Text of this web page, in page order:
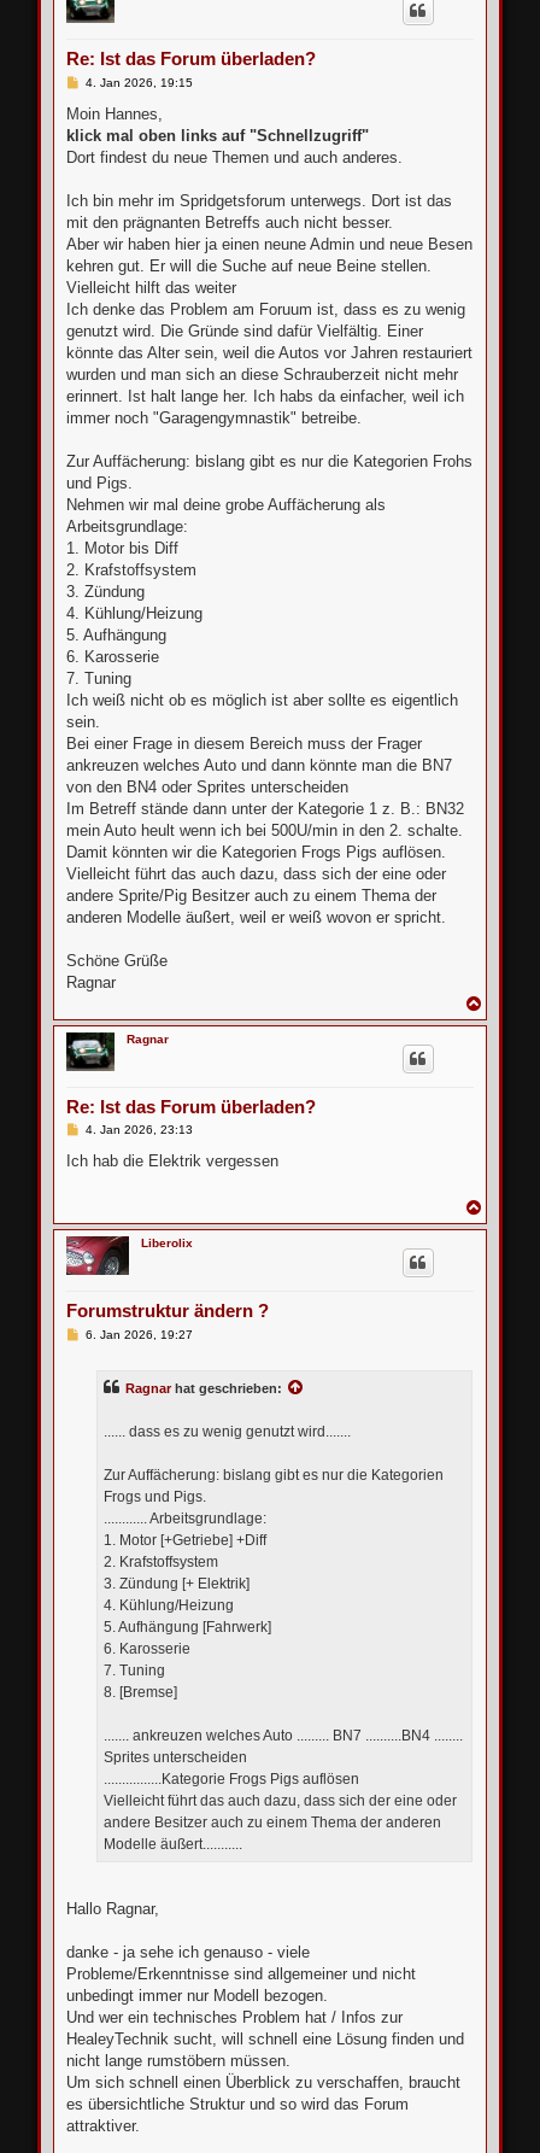
Re: Ist das Forum überladen?
B
i
r
a
4. Jan 2026, 19:15
Moin Hannes,
klick mal oben links auf "Schnellzugriff"
Dort findest du neue Themen und auch anderes.
Ich bin mehr im Spridgetsforum unterwegs. Dort ist das
mit den prägnanten Betreffs auch nicht besser.
Aber wir haben hier ja einen neune Admin und neue Besen
kehren gut. Er will die Suche auf neue Beine stellen.
Vielleicht hilft das weiter
Ich denke das Problem am Foruum ist, dass es zu wenig
genutzt wird. Die Gründe sind dafür Vielfältig. Einer
könnte das Alter sein, weil die Autos vor Jahren restauriert
wurden und man sich an diese Schrauberzeit nicht mehr
erinnert. Ist halt lange her. Ich habs da einfacher, weil ich
immer noch "Garagengymnastik" betreibe.
Zur Auffächerung: bislang gibt es nur die Kategorien Frohs
und Pigs.
Nehmen wir mal deine grobe Auffächerung als
Arbeitsgrundlage:
1. Motor bis Diff
2. Krafstoffsystem
3. Zündung
4. Kühlung/Heizung
5. Aufhängung
6. Karosserie
7. Tuning
Ich weiß nicht ob es möglich ist aber sollte es eigentlich
sein.
Bei einer Frage in diesem Bereich muss der Frager
ankreuzen welches Auto und dann könnte man die BN7
von den BN4 oder Sprites unterscheiden
Im Betreff stände dann unter der Kategorie 1 z. B.: BN32
mein Auto heult wenn ich bei 500U/min in den 2. schalte.
Damit könnten wir die Kategorien Frogs Pigs auflösen.
Vielleicht führt das auch dazu, dass sich der eine oder
andere Sprite/Pig Besitzer auch zu einem Thema der
anderen Modelle äußert, weil er weiß wovon er spricht.
Schöne Grüße
Ragnar
a
Ragnar
Re: Ist das Forum überladen?
B
i
4. Jan 2026, 23:13
Ich hab die Elektrik vergessen
a
Liberolix
Forumstruktur ändern ?
B6. Jan 2026, 19:27
Ragnarhat geschrieben:
...... dass es zu wenig genutzt wird.......
Zur Auffächerung: bislang gibt es nur die Kategorien
Frogs und Pigs.
............ Arbeitsgrundlage:
1. Motor [+Getriebe] +Diff
2. Krafstoffsystem
3. Zündung [+ Elektrik]
4. Kühlung/Heizung
5. Aufhängung [Fahrwerk]
6. Karosserie
7. Tuning
8. [Bremse]
....... ankreuzen welches Auto ......... BN7 ..........BN4 ........
Sprites unterscheiden
................Kategorie Frogs Pigs auflösen
Vielleicht führt das auch dazu, dass sich der eine oder
andere Besitzer auch zu einem Thema der anderen
Modelle äußert...........
Hallo Ragnar,
danke - ja sehe ich genauso - viele
Probleme/Erkenntnisse sind allgemeiner und nicht
unbedingt immer nur Modell bezogen.
Und wer ein technisches Problem hat / Infos zur
HealeyTechnik sucht, will schnell eine Lösung finden und
nicht lange rumstöbern müssen.
Um sich schnell einen Überblick zu verschaffen, braucht
es übersichtliche Struktur und so wird das Forum
attraktiver.